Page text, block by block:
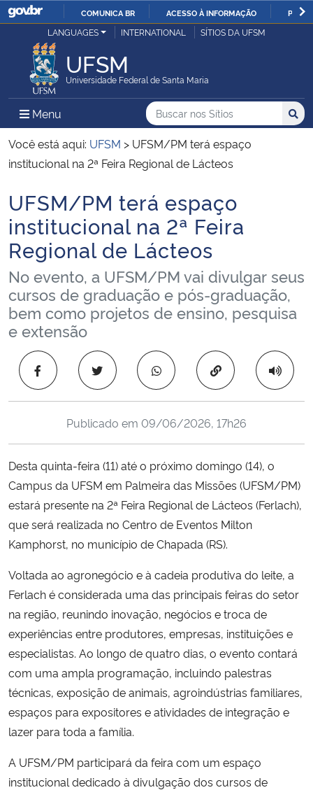
IR
COMUNICA BR ACESSO À INFORMAÇÃO
Ministério da Justiça e Segurança Pública
Ministério da Defesa
Ministério das Relações Exteriores
Ministério da Infraestrutura
Ministério da Agricultura, Pecuária e Abastecimento
Ministério da Educação
Ministério da Cidadania
Ministério da Saúde
Ministério de Minas e Energia
Ministério do Meio Ambiente
Ministério do Turismo
Ministério do Desenvolvimento Regional
Controladoria-Geral da União
Ministério da Mulher, da Família e dos Direitos Humanos
Secretaria-Geral
Secretaria de Governo
Gabinete de Segurança Institucional
Advocacia-Geral da União
LANGUAGES INTERNATIONAL SÍTIOS DA UFSM
UFSM
Universidade Federal de Santa Maria
Menu Menu Principal do Sítio
Busca
Buscar no nos Sítios
Busca:
Você está aqui: UFSM > UFSM/PM terá espaço
institucional na 2ª Feira Regional de Lácteos
Início do conteúdo
UFSM/PM terá espaço
institucional na 2ª Feira
Regional de Lácteos
No evento, a UFSM/PM vai divulgar seus
cursos de graduação e pós-graduação,
bem como projetos de ensino, pesquisa
e extensão
Copiar para área
Publicado em 09/06/2026, 17h26
Desta quinta-feira (11) até o próximo domingo (14), o
Campus da UFSM em Palmeira das Missões (UFSM/PM)
estará presente na 2ª Feira Regional de Lácteos (Ferlach),
que será realizada no Centro de Eventos Milton
Kamphorst, no município de Chapada (RS).
Voltada ao agronegócio e à cadeia produtiva do leite, a
Ferlach é considerada uma das principais feiras do setor
na região, reunindo inovação, negócios e troca de
experiências entre produtores, empresas, instituições e
especialistas. Ao longo de quatro dias, o evento contará
com uma ampla programação, incluindo palestras
técnicas, exposição de animais, agroindústrias familiares,
espaços para expositores e atividades de integração e
lazer para toda a família.
A UFSM/PM participará da feira com um espaço
institucional dedicado à divulgação dos cursos de